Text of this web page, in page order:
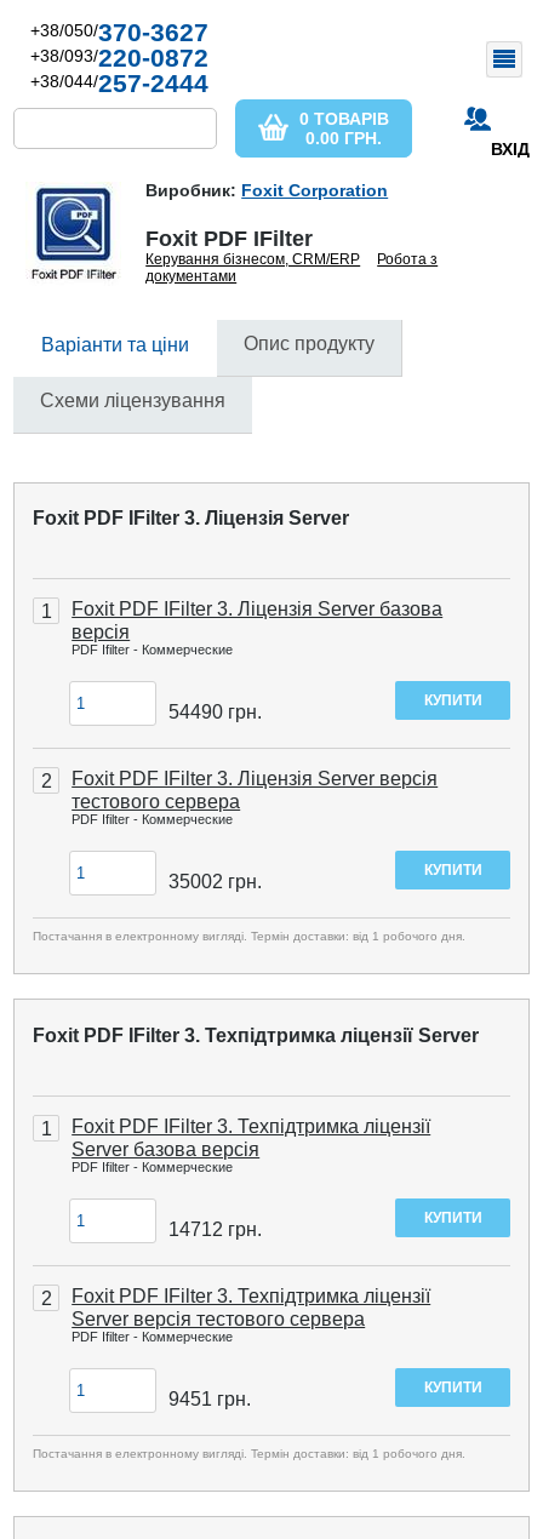
+38/050/370-3627
+38/093/220-0872
+38/044/257-2444
ВХІД
0 ТОВАРІВ
0.00 ГРН.
Виробник: Foxit Corporation
Foxit PDF IFilter
Керування бізнесом, CRM/ERP
Робота з
документами
Варіанти та ціни Опис продукту
Схеми ліцензування
Foxit PDF IFilter 3. Ліцензія Server
1
Foxit PDF IFilter 3. Ліцензія Server базова
версія
PDF Ifilter - Коммерческие
54490 грн.
2
Foxit PDF IFilter 3. Ліцензія Server версія
тестового сервера
PDF Ifilter - Коммерческие
35002 грн.
Постачання в електронному вигляді. Термін доставки: від 1 робочого дня.
Foxit PDF IFilter 3. Техпідтримка ліцензії Server
1
Foxit PDF IFilter 3. Техпідтримка ліцензії
Server базова версія
PDF Ifilter - Коммерческие
14712 грн.
2
Foxit PDF IFilter 3. Техпідтримка ліцензії
Server версія тестового сервера
PDF Ifilter - Коммерческие
9451 грн.
Постачання в електронному вигляді. Термін доставки: від 1 робочого дня.